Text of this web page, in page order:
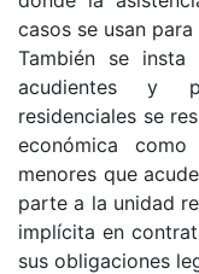
casos se usan
También se
acudientes y
residenciales se
económica
menores que
parte a la unidad
implícita en
sus obligaciones